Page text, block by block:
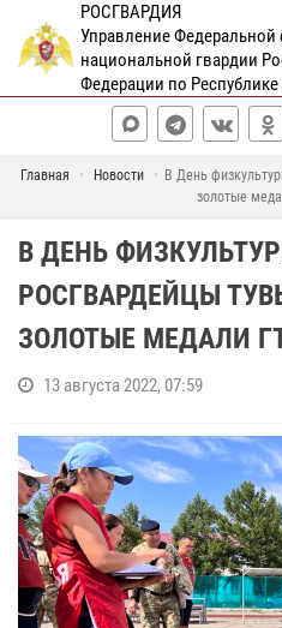
РОСГВАРДИЯ
Управление
национальной гвардии
Федерации по
Главная Новости
В День
золотые
В ДЕНЬ
РОСГВАРДЕЙЦЫ
ЗОЛОТЫЕ МЕДАЛИ
13 августа 2022, 07:59